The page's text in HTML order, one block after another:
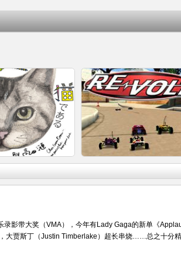
详细内容
崇日剧《咕咕是一 玩具梦幻四驱车总动员
录影带大奖（VMA），今年有Lady Gaga的新单《
大贾斯丁（Justin Timberlake）超长串烧……总之十分